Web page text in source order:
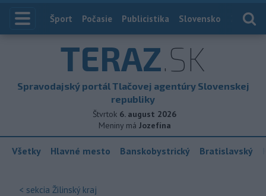
Index
Šport Počasie Publicistika Slovensko
TERAZ.SK
Spravodajský portál Tlačovej agentúry Slovenskej
republiky
Štvrtok 6. august 2026
Meniny má Jozefína
Všetky Hlavné mesto Banskobystrický Bratislavský
< sekcia Žilinský kraj